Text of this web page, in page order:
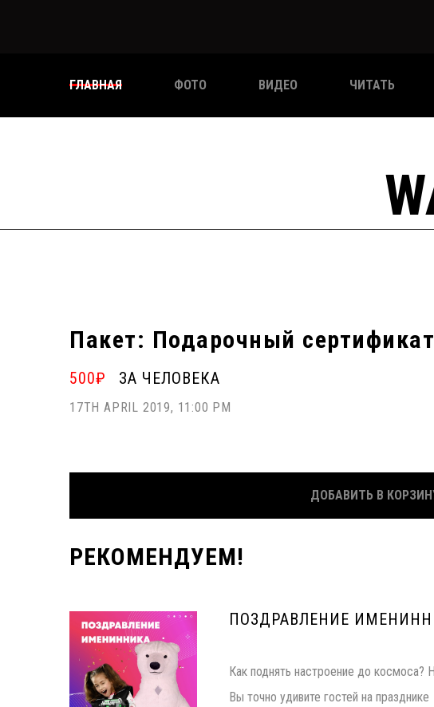
ГЛАВНАЯ ФОТО ВИДЕО ЧИТАТЬ
Пакет: Подарочный сертификат
500₽ ЗА ЧЕЛОВЕКА
17TH APRIL 2019, 11:00 PM
ДОБАВИТЬ В
РЕКОМЕНДУЕМ!
ПОЗДРАВЛЕНИЕ
Как поднять настроение до
Вы точно удивите гостей на празднике